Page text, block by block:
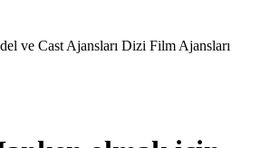
ve Cast Ajansları Dizi Film Ajansları